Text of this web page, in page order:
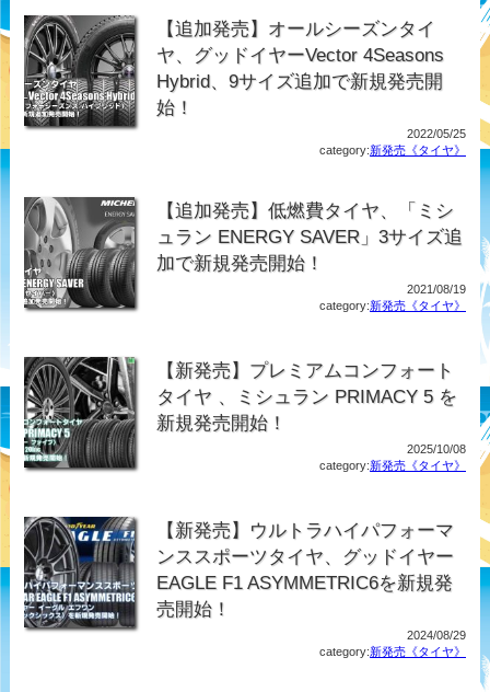
【追加発売】オールシーズンタイ
ヤ、グッドイヤーVector 4Seasons
Hybrid、9サイズ追加で新規発売開
始！
2022/05/25
category:新発売《タイヤ》
【追加発売】低燃費タイヤ、「ミシ
ュラン ENERGY SAVER」3サイズ追
加で新規発売開始！
2021/08/19
category:新発売《タイヤ》
【新発売】プレミアムコンフォート
タイヤ 、ミシュラン PRIMACY 5 を
新規発売開始！
2025/10/08
category:新発売《タイヤ》
【新発売】ウルトラハイパフォーマ
ンススポーツタイヤ、グッドイヤー
EAGLE F1 ASYMMETRIC6を新規発
売開始！
2024/08/29
category:新発売《タイヤ》